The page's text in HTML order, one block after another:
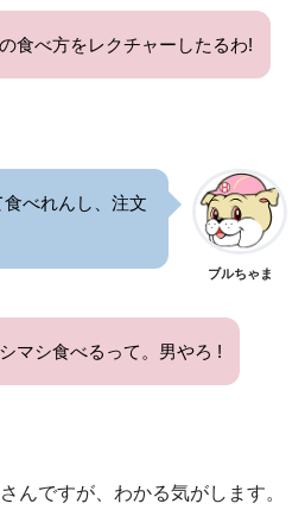
食べ方をレクチャーしたるわ!
べれんし、注文
ブルちゃま
マシ食べるって。男やろ !
んですが、わかる気がします。